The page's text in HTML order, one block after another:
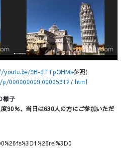
youtu.be/9B-9TTpOHMs参照）
000000009.000059127.html
様子
90％、当日は630人の方にご参加いただ